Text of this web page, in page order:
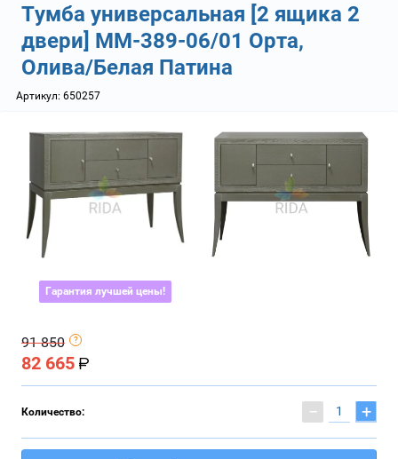
Тумба универсальная [2 ящика 2
двери] ММ-389-06/01 Орта,
Олива/Белая Патина
Артикул: 650257
Гарантия лучшей цены!
91 850
82 665
Количество: − +